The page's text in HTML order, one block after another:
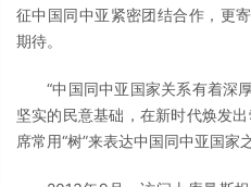
征中国同中亚紧密团结合作，更
期待。
“中国同中亚国家关系有着深厚
坚实的民意基础，在新时代焕发
席常用“树”来表达中国同中亚国家